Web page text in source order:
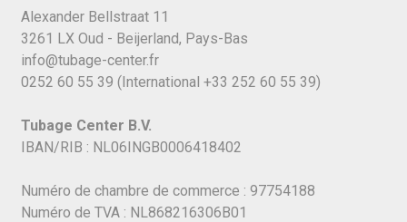
Alexander Bellstraat 11
3261 LX Oud - Beijerland, Pays-Bas
info@tubage-center.fr
0252 60 55 39 (International +33 252 60 55 39)
Tubage Center B.V.
IBAN/RIB : NL06INGB0006418402
Numéro de chambre de commerce : 97754188
Numéro de TVA : NL868216306B01